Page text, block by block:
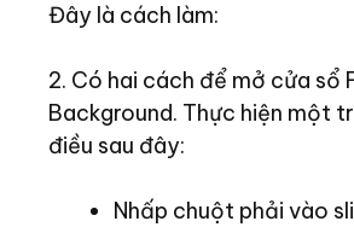
Đây là cách làm:
2. Có hai cách để mở cửa sổ
Background. Thực hiện một
điều sau đây:
Nhấp chuột phải vào